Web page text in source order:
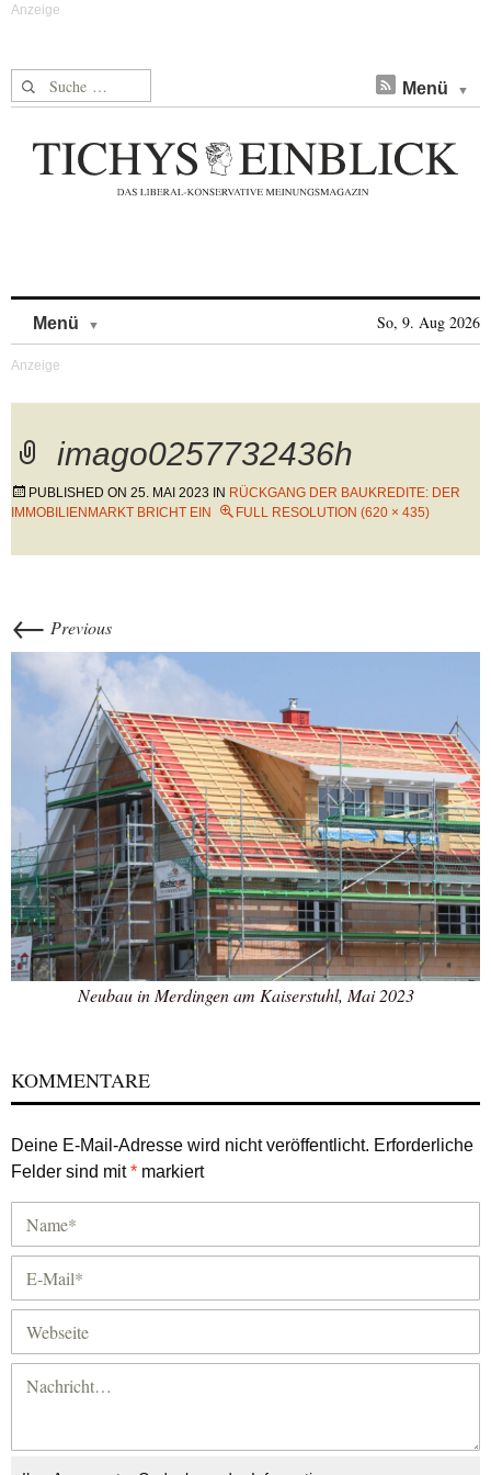
Suche nach: Menü
Menü So, 9. Aug 2026
imago0257732436h
PUBLISHED ON 25. MAI 2023 IN RÜCKGANG DER BAUKREDITE: DER
IMMOBILIENMARKT BRICHT EIN
FULL RESOLUTION (620 × 435)
← Previous
Neubau in Merdingen am Kaiserstuhl, Mai 2023
KOMMENTARE
Deine E-Mail-Adresse wird nicht veröffentlicht. Erforderliche
Felder sind mit* markiert